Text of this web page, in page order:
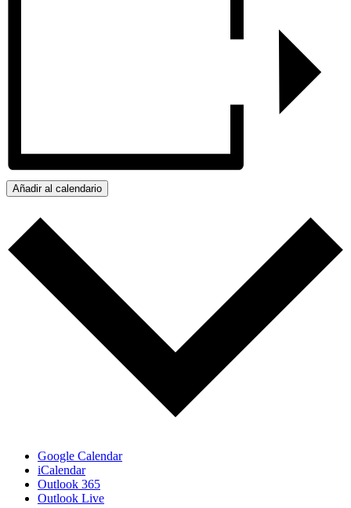
Añadir al calendario
Google Calendar
iCalendar
Outlook 365
Outlook Live